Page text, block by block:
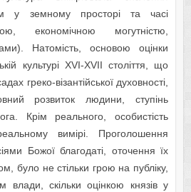
у земному просторі та часі
економічною могутністю,
Натомість, основою оцінки
культурі XVI-XVII століття, що
греко-візантійської духовності,
розвиток людини, ступінь
Крім реального, особистість
вимірі. Проголошення
Божої благодаті, оточення їх
було не стільки грою на публіку,
влади, скільки оцінкою князів у